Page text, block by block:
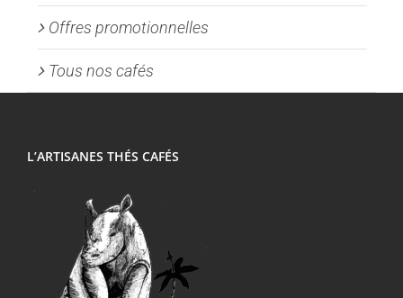
Offres promotionnelles
Tous nos cafés
L’ARTISANES THÉS CAFÉS